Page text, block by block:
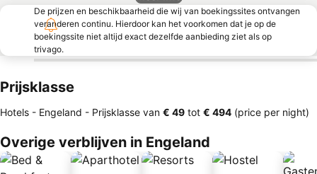
De prijzen en beschikbaarheid die wij van boekingssites ontvangen
veranderen continu. Hierdoor kan het voorkomen dat je op de
boekingssite niet altijd exact dezelfde aanbieding ziet als op
trivago.
Prijsklasse
Hotels - Engeland - Prijsklasse van ‎€ 49 tot ‎€ 494 (price per night)
Overige verblijven in Engeland